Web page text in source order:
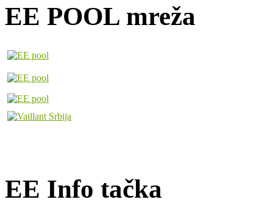
EE POOL mreža
EE Info tačka